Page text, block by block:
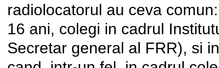
radiolocatorul au ceva
16 ani, colegi in cadrul
Secretar general al FRR), si